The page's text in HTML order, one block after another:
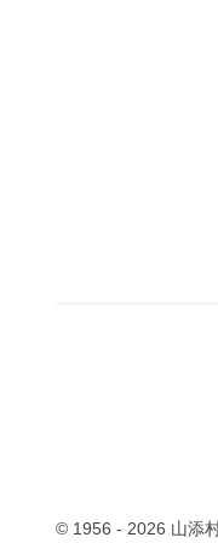
© 1956 - 2026 山添